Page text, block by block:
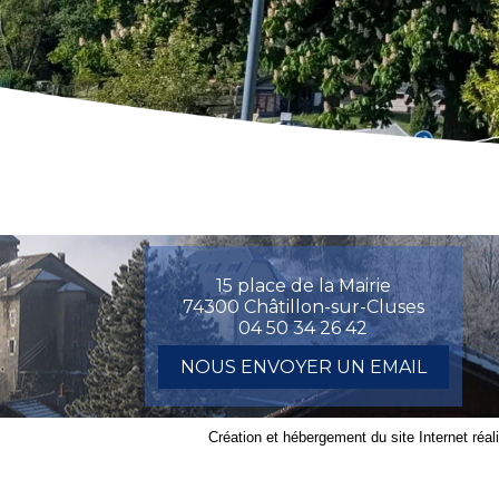
15 place de la Mairie
74300 Châtillon-sur-Cluses
04 50 34 26 42
NOUS ENVOYER UN EMAIL
Création et hébergement du site Internet